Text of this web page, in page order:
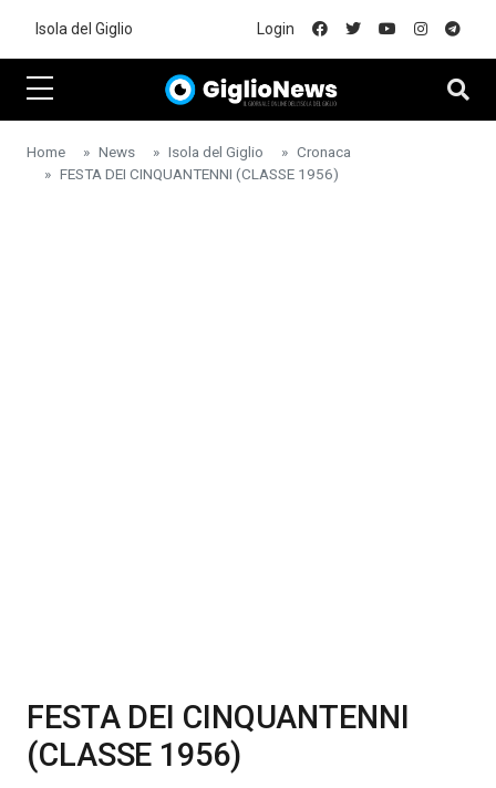
Isola del Giglio Login
Home News Isola del Giglio
Cronaca
FESTA DEI CINQUANTENNI (CLASSE 1956)
FESTA DEI CINQUANTENNI
(CLASSE 1956)